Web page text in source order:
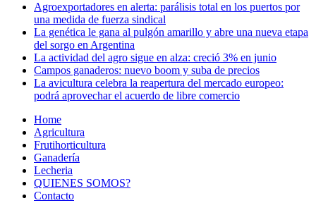
Agroexportadores en alerta: parálisis total en los puertos por
una medida de fuerza sindical
La genética le gana al pulgón amarillo y abre una nueva etapa
del sorgo en Argentina
La actividad del agro sigue en alza: creció 3% en junio
Campos ganaderos: nuevo boom y suba de precios
La avicultura celebra la reapertura del mercado europeo:
podrá aprovechar el acuerdo de libre comercio
Home
Agricultura
Frutihorticultura
Ganadería
Lecheria
QUIENES SOMOS?
Contacto